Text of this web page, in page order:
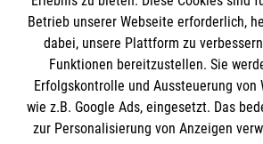
8 Erste-Hilfe-Mythen
Rund um das Thema Erste Hilfe
Mythen. Was stimmt? Was ist
klären auf.
Betrieb unserer Webseite erforderlich,
dabei, unsere Plattform zu
Funktionen bereitzustellen. Sie
Erfolgskontrolle und Aussteuerung von
wie z.B. Google Ads, eingesetzt. Das
zur Personalisierung von Anzeigen